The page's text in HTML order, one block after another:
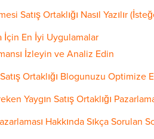
Satış Ortaklığı Nasıl Yazılır
İçin En İyi Uygulamalar
İzleyin ve Analiz Edin
Ortaklığı Blogunuzu Optimize
Yaygın Satış Ortaklığı
Hakkında Sıkça Sorulan